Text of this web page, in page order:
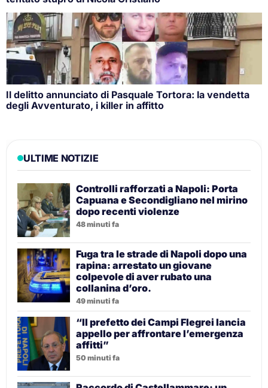
Il delitto annunciato di Pasquale Tortora: la vendetta
degli Avventurato, i killer in affitto
ULTIME NOTIZIE
Controlli rafforzati a Napoli: Porta
Capuana e Secondigliano nel mirino
dopo recenti violenze
48 minuti fa
Fuga tra le strade di Napoli dopo una
rapina: arrestato un giovane
colpevole di aver rubato una
collanina d’oro.
49 minuti fa
“Il prefetto dei Campi Flegrei lancia
appello per affrontare l’emergenza
affitti”
50 minuti fa